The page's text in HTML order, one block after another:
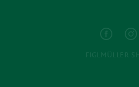
FIGLMÜLLER